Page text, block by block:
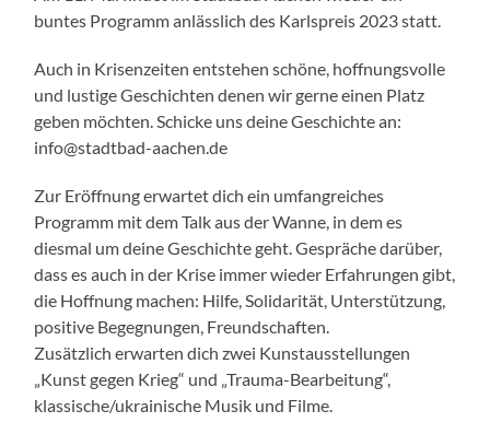
buntes Programm anlässlich des Karlspreis 2023 statt.
Auch in Krisenzeiten entstehen schöne, hoffnungsvolle
und lustige Geschichten denen wir gerne einen Platz
geben möchten. Schicke uns deine Geschichte an:
info@stadtbad-aachen.de
Zur Eröffnung erwartet dich ein umfangreiches
Programm mit dem Talk aus der Wanne, in dem es
diesmal um deine Geschichte geht. Gespräche darüber,
dass es auch in der Krise immer wieder Erfahrungen gibt,
die Hoffnung machen: Hilfe, Solidarität, Unterstützung,
positive Begegnungen, Freundschaften.
Zusätzlich erwarten dich zwei Kunstausstellungen
„Kunst gegen Krieg“ und „Trauma-Bearbeitung“,
klassische/ukrainische Musik und Filme.